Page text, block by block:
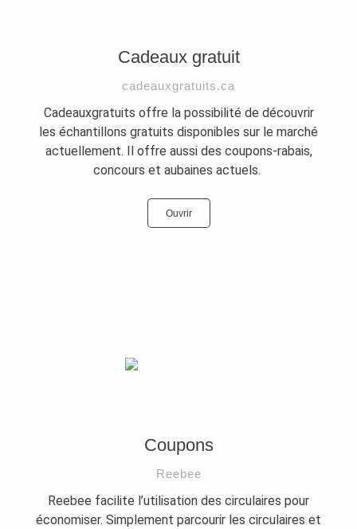
Cadeaux gratuit
cadeauxgratuits.ca
Cadeauxgratuits offre la possibilité de découvrir
les échantillons gratuits disponibles sur le marché
actuellement. Il offre aussi des coupons-rabais,
concours et aubaines actuels.
Ouvrir
Coupons
Reebee
Reebee facilite l’utilisation des circulaires pour
économiser. Simplement parcourir les circulaires et